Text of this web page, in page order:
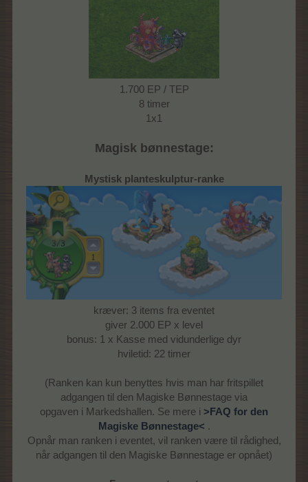
1.700 EP / TEP
8 timer
1x1
Magisk bønnestage:
Mystisk planteskulptur-ranke
kræver: 3 items fra eventet
giver 2.000 EP x level
bonus: 1 x Kasse med vidunderlige dyr
hviletid: 22 timer
(Ranken kan kun benyttes hvis man har fritspillet
adgangen til den Magiske Bønnestage via
opgaven i Markedshallen. Se mere i >FAQ for den
Magiske Bønnestage< .
Opnår man ranken i eventet, vil ranken være til rådighed,
når adgangen til den Magiske Bønnestage er opnået)